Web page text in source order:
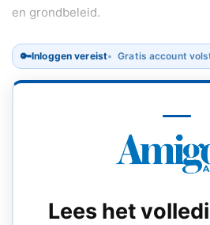
en grondbeleid.
🔑Inloggen vereist Gratis account
Lees het